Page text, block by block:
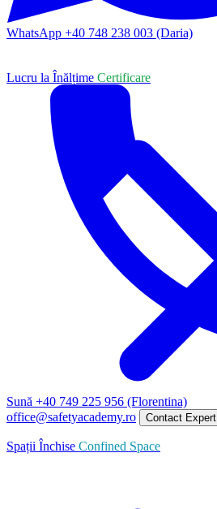
WhatsApp +40 748 238 003 (Daria)
Sună +40 749 225 956 (Florentina)
office@safetyacademy.ro
Contact Expert
Lucru la Înălțime Certificare
Spații Închise Confined Space